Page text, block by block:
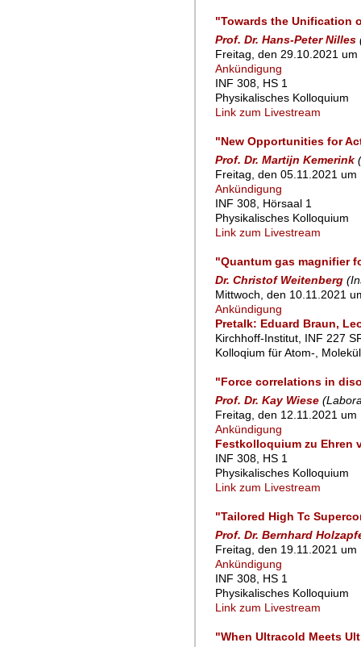
"Towards the Unification
Prof. Dr. Hans-Peter Nilles
Freitag, den 29.10.2021
Ankündigung
INF 308, HS 1
Physikalisches Kolloquium
Link zum Livestream
"New Opportunities for
Prof. Dr. Martijn Kemerink
Freitag, den 05.11.2021 um
Ankündigung
INF 308, Hörsaal 1
Physikalisches Kolloquium
Link zum Livestream
"Quantum gas magnifier
Dr. Christof Weitenberg
Mittwoch, den 10.11.2021
Ankündigung
Pretalk: Eduard Braun,
Kirchhoff-Institut, INF 227
Kolloqium für Atom-,
"Force correlations in
Prof. Dr. Kay Wiese
Freitag, den 12.11.2021 um
Ankündigung
Festkolloquium zu Ehren
INF 308, HS 1
Physikalisches Kolloquium
Link zum Livestream
"Tailored High Tc
Prof. Dr. Bernhard
Freitag, den 19.11.2021 um
Ankündigung
INF 308, HS 1
Physikalisches Kolloquium
Link zum Livestream
"When Ultracold Meets